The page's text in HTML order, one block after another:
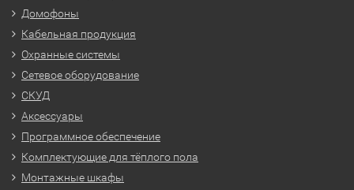
Домофоны
Кабельная продукция
Охранные системы
Сетевое оборудование
СКУД
Аксессуары
Программное обеспечение
Комплектующие для тёплого пола
Монтажные шкафы